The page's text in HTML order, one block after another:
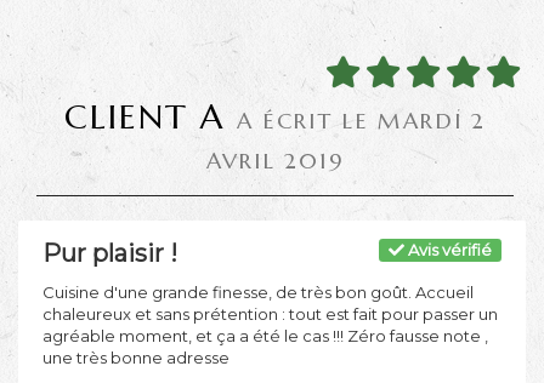
CLIENT A A ÉCRIT LE MARDI 2
AVRIL 2019
Avis vérifié
Pur plaisir !
Cuisine d'une grande finesse, de très bon goût. Accueil
chaleureux et sans prétention : tout est fait pour passer un
agréable moment, et ça a été le cas !!! Zéro fausse note ,
une très bonne adresse